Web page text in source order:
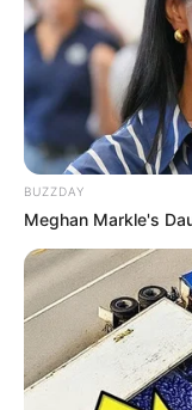
BUZZDAY
Meghan Markle's